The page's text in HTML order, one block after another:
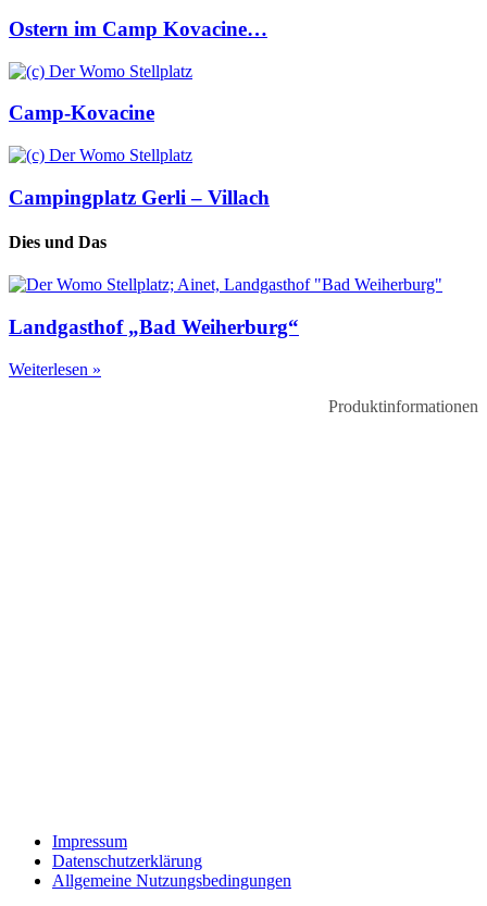
Ostern im Camp Kovacine…
Camp-Kovacine
Campingplatz Gerli – Villach
Dies und Das
Landgasthof „Bad Weiherburg“
Weiterlesen »
Produktinformationen
Impressum
Datenschutzerklärung
Allgemeine Nutzungsbedingungen